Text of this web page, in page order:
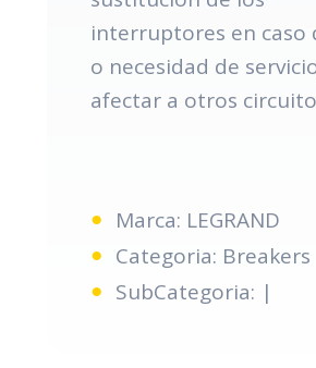
interruptores en caso
o necesidad de
afectar a otros
Marca: LEGRAND
Categoria: Breakers
SubCategoria: |